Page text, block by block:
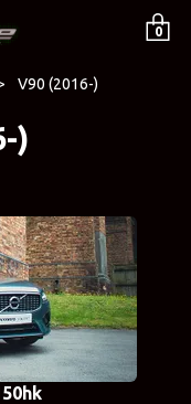
0
V90 (2016-)
)